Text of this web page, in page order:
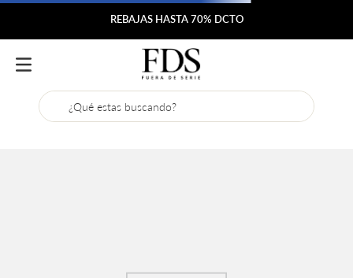
REBAJAS HASTA 70% DCTO
¿Qué estas buscando?